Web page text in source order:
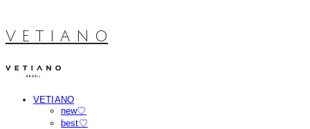
V E T I A N O
VETIANO
new♡
best♡